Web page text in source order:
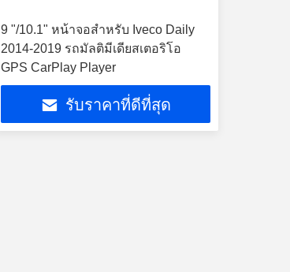
9 "/10.1" หน้าจอสำหรับ Iveco Daily
2014-2019 รถมัลติมีเดียสเตอริโอ
GPS CarPlay Player
รับราคาที่ดีที่สุด